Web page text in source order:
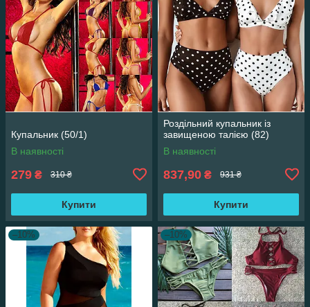
Купальник (50/1)
В наявності
279 ₴ 310 ₴
Купити
Роздільний купальник із
завищеною талією (82)
В наявності
837,90 ₴ 931 ₴
Купити
–10% –10%